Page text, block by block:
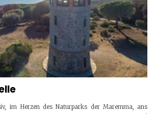
im Herzen des Naturparks der Maremma, ans